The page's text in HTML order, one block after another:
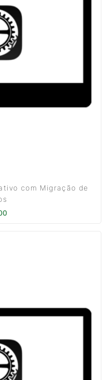
com Migração de